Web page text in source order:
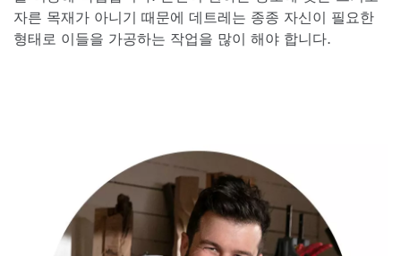
자른 목재가 아니기 때문에 데트레는 종종 자신이 필요한
형태로 이들을 가공하는 작업을 많이 해야 합니다.